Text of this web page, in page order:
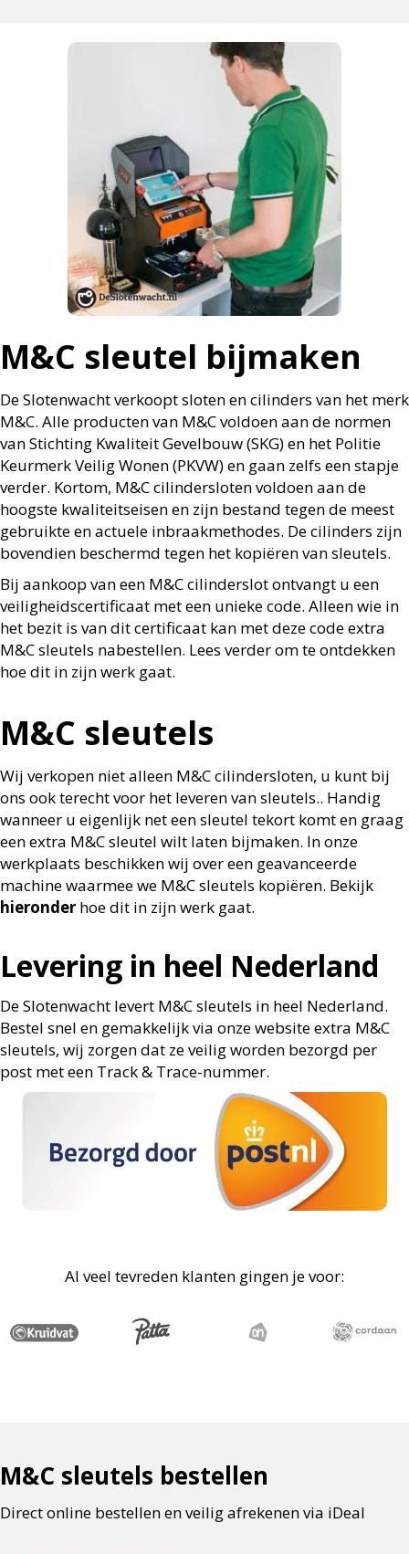
M&C sleutel bijmaken
De Slotenwacht verkoopt sloten en cilinders van het merk
M&C. Alle producten van M&C voldoen aande normen
van Stichting Kwaliteit Gevelbouw (SKG) en het Politie
Keurmerk Veilig Wonen (PKVW)en gaan zelfs een stapje
verder. Kortom, M&C cilindersloten voldoen aan de
hoogste kwaliteitseisenen zijn bestand tegen de meest
gebruikte en actuele inbraakmethodes. De cilinders zijn
bovendien beschermd tegen het kopiëren van sleutels.
Bij aankoop van een M&C cilinderslot ontvangt u een
veiligheidscertificaat met een unieke code. Alleen wie in
het bezit is van dit certificaat kan met deze code extra
M&C sleutels nabestellen. Lees verder om te ontdekken
hoe dit in zijn werk gaat.
M&C sleutels
Wij verkopen niet alleen M&C cilindersloten, u kunt bij
ons ook terecht voor het leveren van sleutels.. Handig
wanneer u eigenlijk net een sleutel tekort komt en graag
een extra M&C sleutel wilt laten bijmaken. In onze
werkplaats beschikken wij over een geavanceerde
machine waarmee we M&C sleutels kopiëren. Bekijk
hieronder hoe dit in zijn werk gaat.
Levering in heel Nederland
De Slotenwacht levert M&C sleutels in heel Nederland.
Bestel snel en gemakkelijk via onze websiteextra M&C
sleutels, wij zorgen dat ze veilig worden bezorgd per
post met een Track & Trace-nummer.
Al veel tevreden klanten gingen je voor:
M&C sleutels bestellen
Direct online bestellen en veilig afrekenen via iDeal